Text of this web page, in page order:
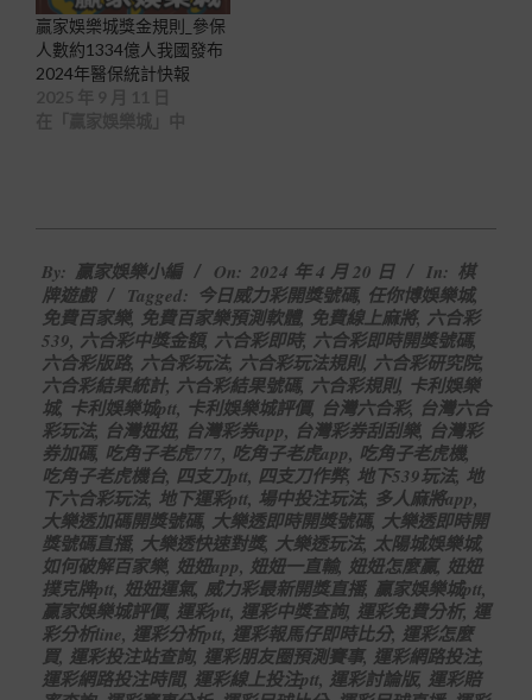
贏家娛樂城獎金規則_參保
人數約1334億人我國發布
2024年醫保統計快報
04-
20
By: 贏家娛樂小編 On: 2024 年 4 月 20 日 In: 棋
牌遊戲
Tagged: 今日威力彩開獎號碼, 任你博娛樂城,
免費百家樂, 免費百家樂預測軟體, 免費線上麻將, 六合彩
539, 六合彩中獎金額, 六合彩即時, 六合彩即時開獎號碼,
六合彩版路, 六合彩玩法, 六合彩玩法規則, 六合彩研究院,
六合彩結果統計, 六合彩結果號碼, 六合彩規則, 卡利娛樂
城, 卡利娛樂城ptt, 卡利娛樂城評價, 台灣六合彩, 台灣六合
彩玩法, 台灣妞妞, 台灣彩券app, 台灣彩券刮刮樂, 台灣彩
券加碼, 吃角子老虎777, 吃角子老虎app, 吃角子老虎機,
吃角子老虎機台, 四支刀ptt, 四支刀作弊, 地下539玩法, 地
下六合彩玩法, 地下運彩ptt, 場中投注玩法, 多人麻將app,
大樂透加碼開獎號碼, 大樂透即時開獎號碼, 大樂透即時開
獎號碼直播, 大樂透快速對獎, 大樂透玩法, 太陽城娛樂城,
如何破解百家樂, 妞妞app, 妞妞一直輸, 妞妞怎麼贏, 妞妞
撲克牌ptt, 妞妞運氣, 威力彩最新開獎直播, 贏家娛樂城ptt,
贏家娛樂城評價, 運彩ptt, 運彩中獎查詢, 運彩免費分析, 運
彩分析line, 運彩分析ptt, 運彩報馬仔即時比分, 運彩怎麼
買, 運彩投注站查詢, 運彩朋友圈預測賽事, 運彩網路投注,
運彩網路投注時間, 運彩線上投注ptt, 運彩討論版, 運彩賠